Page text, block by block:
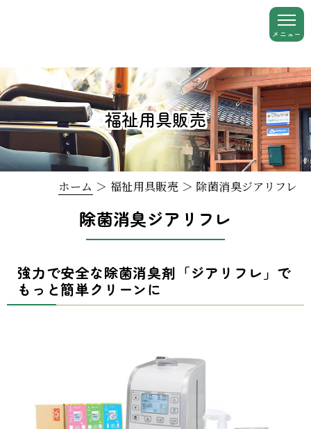
福祉用具販売
ホーム ＞ 福祉用具販売 ＞ 除菌消臭ジアリフレ
除菌消臭ジアリフレ
強力で安全な除菌消臭剤「ジアリフレ」で
もっと簡単クリーンに